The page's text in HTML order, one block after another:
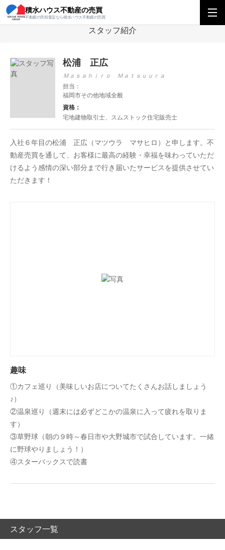
積水ハウス不動産の売買
不動産の売却査定なら積水ハウス不動産の売買
積水ハウス不動産の売買 九州エリアトップ
スタッフ紹介
松浦 正広
Ｍａｓａｈｉｒｏ Ｍａｔｓｕｕｒａ
担当：
福岡市その他地域全般
資格：
宅地建物取引士、スムストック住宅販売士
入社６年目の松浦 正広（マツウラ マサヒロ）と申します。不
動産売買を通して、お客様に最高の経験・幸福を味わっていただ
けるよう感情の深い部分まで行き届いたサービスを提供させてい
ただきます！
趣味
①カフェ巡り（美味しいお店についてたくさんお話しましょう
♪）
②温泉巡り（週末には必ずどこかの温泉に入って疲れを取りま
す）
③草野球（朝の９時～春日市や大野城市で試合しています。一緒
に野球やりましょう！）
④スターバックスで読書
スタッフ一覧